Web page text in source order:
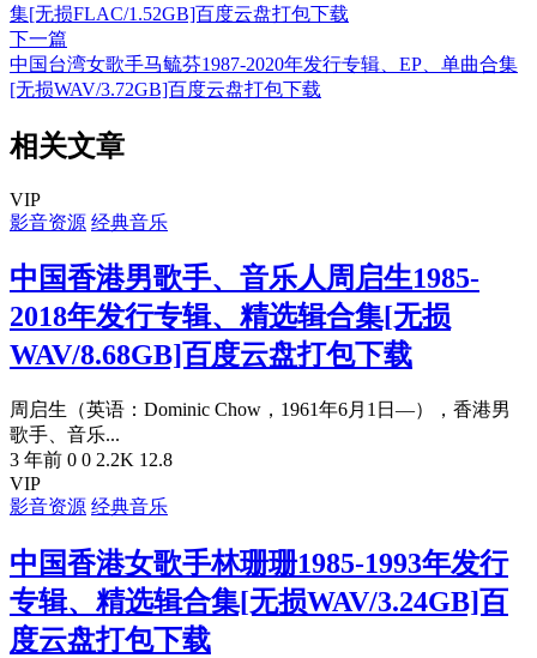
集[无损FLAC/1.52GB]百度云盘打包下载
下一篇
中国台湾女歌手马毓芬1987-2020年发行专辑、EP、单曲合集
[无损WAV/3.72GB]百度云盘打包下载
相关文章
VIP
影音资源 经典音乐
中国香港男歌手、音乐人周启生1985-
2018年发行专辑、精选辑合集[无损
WAV/8.68GB]百度云盘打包下载
周启生（英语：Dominic Chow，1961年6月1日—），香港男
歌手、音乐...
3 年前 0 0 2.2K 12.8
VIP
影音资源 经典音乐
中国香港女歌手林珊珊1985-1993年发行
专辑、精选辑合集[无损WAV/3.24GB]百
度云盘打包下载